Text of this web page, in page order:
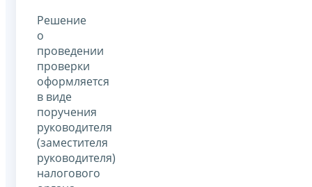
Решение
о
проведении
проверки
оформляется
в виде
поручения
руководителя
(заместителя
руководителя)
налогового